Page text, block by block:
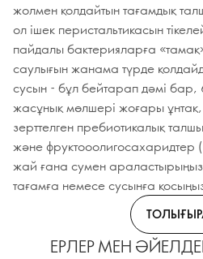
жолмен қолдайтын тағамдық
ол ішек перистальтикасын
пайдалы бактерияларға
саулығын жанама түрде
сусын - бұл бейтарап дәмі бар,
жасұнық мөлшері жоғары ұнтақ,
зерттелген пребиотикалық
және
жай ғана сумен араластырыңыз
тағамға немесе сусынға
ЕРЛЕР МЕН